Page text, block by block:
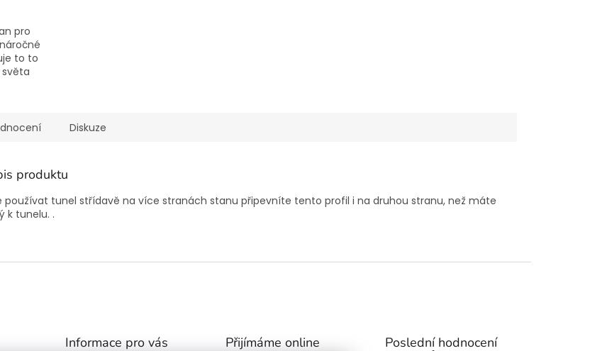
pro
to to
Diskuze
produktu
používat tunel střídavě na více stranách stanu připevníte tento profil i na druhou stranu, než máte
k tunelu. .
Informace pro vás Přijímáme online Poslední hodnocení